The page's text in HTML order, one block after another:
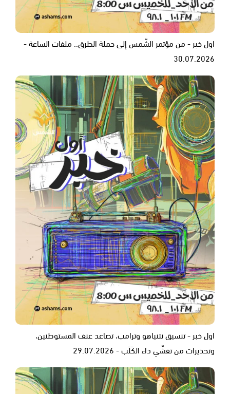
اول خبر - من مؤتمر الشّمس إلى حملة الطرق.. ملفات الساعة -
30.07.2026
اول خبر - تنسيق نتنياهو وترامب، تصاعد عنف المستوطنين،
وتحذيرات من تفشّي داء الكَلَب - 29.07.2026